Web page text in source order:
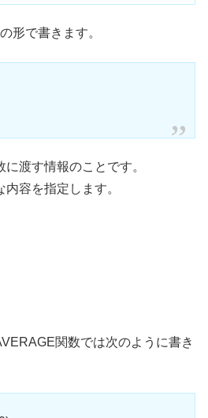
形で書きます。
渡す情報のことです。
容を指定します。
関数では次のように書き